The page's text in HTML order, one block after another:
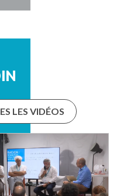
LES VIDÉOS